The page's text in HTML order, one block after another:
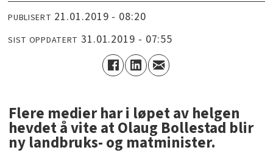
PUBLISERT 21.01.2019 - 08:20
SIST OPPDATERT 31.01.2019 - 07:55
Flere medier har i løpet av helgen
hevdet å vite at Olaug Bollestad blir
ny landbruks- og matminister.